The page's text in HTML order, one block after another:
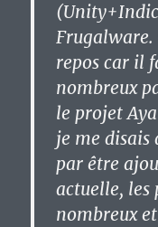
Frugalware.
repos car il
nombreux
le projet
je me disais
par être
actuelle, les
nombreux